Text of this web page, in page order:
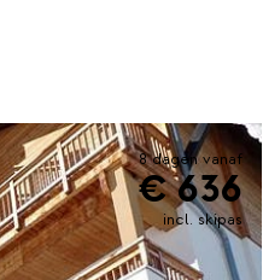
8 dagen vanaf
€ 636
incl. skipas